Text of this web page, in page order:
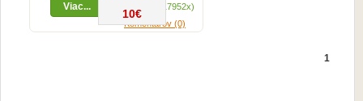
10€
Viac...
Zobrazení (17952x)
Komentárov (0)
1